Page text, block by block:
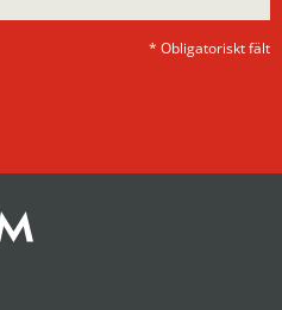
* Obligatoriskt fält